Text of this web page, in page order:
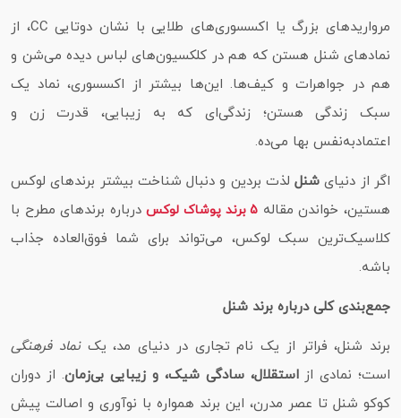
مرواریدهای بزرگ یا اکسسوری‌های طلایی با نشان دوتایی CC، از
نمادهای شنل هستن که هم در کلکسیون‌های لباس دیده می‌شن و
هم در جواهرات و کیف‌ها. این‌ها بیشتر از اکسسوری، نماد یک
سبک زندگی هستن؛ زندگی‌ای که به زیبایی، قدرت زن و
اعتمادبه‌نفس بها می‌ده.
اگر از دنیای شنللذت بردین و دنبال شناخت بیشتر برندهای لوکس
هستین، خواندن مقاله‌ 5 برند پوشاک لوکس
درباره برندهای مطرح با
کلاسیک‌ترین سبک لوکس، می‌تواند برای شما فوق‌العاده جذاب
باشه.
جمع‌بندی کلی درباره برند شنل
برند شنل، فراتر از یک نام تجاری در دنیای مد، یکنماد فرهنگی
است؛ نمادی ازاستقلال، سادگی شیک، و زیبایی بی‌زمان. از دوران
کوکو شنل تا عصر مدرن، این برند همواره با نوآوری و اصالت پیش